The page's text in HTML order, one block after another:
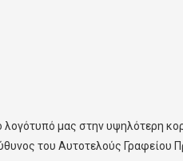
λογότυπό μας στην υψηλότερη
του Αυτοτελούς